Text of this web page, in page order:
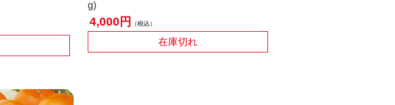
g)
4,000 税込
在庫切れ